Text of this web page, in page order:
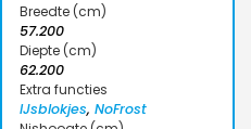
Breedte (cm)
57.200
Diepte (cm)
62.200
Extra functies
IJsblokjes, NoFrost